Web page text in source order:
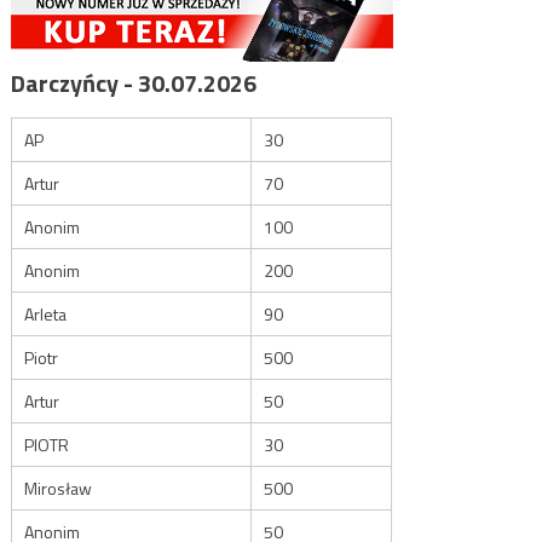
Darczyńcy - 30.07.2026
AP
30
Artur
70
Anonim
100
Anonim
200
Arleta
90
Piotr
500
Artur
50
PIOTR
30
Mirosław
500
Anonim
50